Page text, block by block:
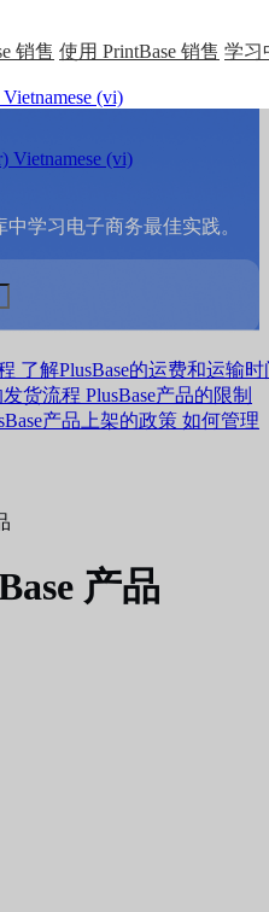
销售 使用 PrintBase 销售 学习
Vietnamese (vi)
Vietnamese (vi)
学习电子商务最佳实践。
了解PlusBase的运费和运输时
发货流程 PlusBase产品的限制
产品上架的政策 如何管理
产品